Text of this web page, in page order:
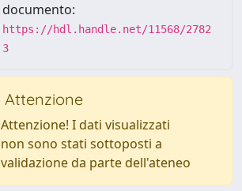
documento:
https://hdl.handle.net/11568/2782
3
Attenzione
Attenzione! I dati visualizzati
non sono stati sottoposti a
validazione da parte dell'ateneo